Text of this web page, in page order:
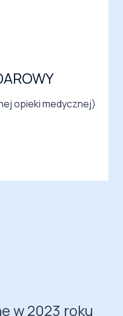
opieki medycznej)
w 2023 roku